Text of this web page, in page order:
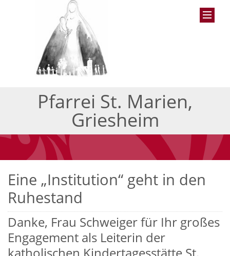
Pfarrei St. Marien,
Griesheim
Eine „Institution“ geht in den
Ruhestand
Danke, Frau Schweiger für Ihr großes
Engagement als Leiterin der
katholischen Kindertagesstätte St.